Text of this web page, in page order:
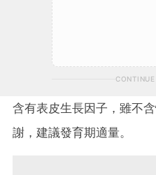
含有表皮生長因子，雖不
謝，建議發育期適量。